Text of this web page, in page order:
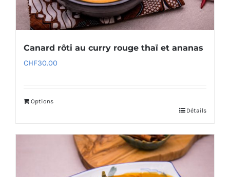
Canard rôti au curry rouge thaï et ananas
CHF30.00
Options
Détails